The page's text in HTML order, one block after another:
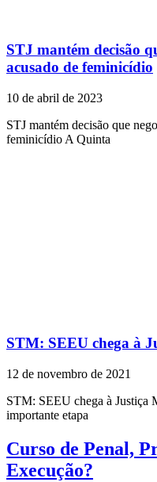
STJ mantém decisão
acusado de feminicídio
10 de abril de 2023
STJ mantém decisão que
feminicídio A Quinta
STM: SEEU chega à
12 de novembro de 2021
STM: SEEU chega à Justiça
importante etapa
Curso de Penal,
Execução?